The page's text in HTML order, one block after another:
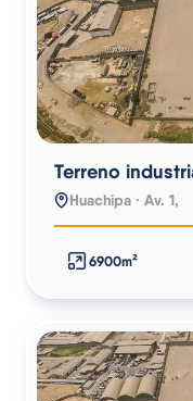
Terreno
Huachipa · Av. 1,
6900m²